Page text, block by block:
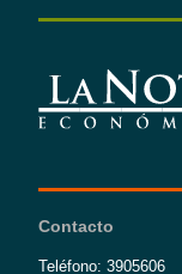
Contacto
Teléfono: 3905606